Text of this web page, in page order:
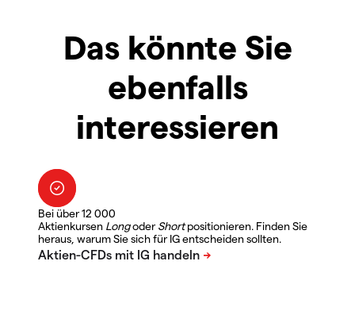
Das könnte Sie
ebenfalls
interessieren
Bei über 12 000
Aktienkursen LongoderShortpositionieren. Finden Sie
heraus, warum Sie sich für IG entscheiden sollten.